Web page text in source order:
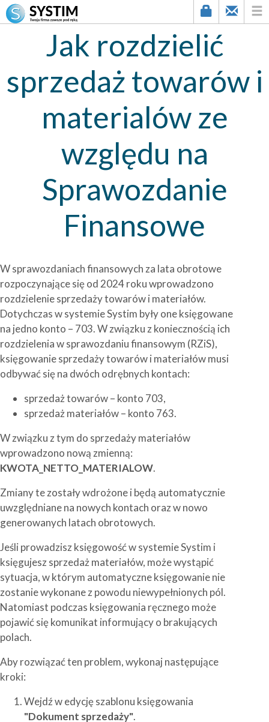
Jak rozdzielić
sprzedaż towarów i
materialów ze
względu na
Sprawozdanie
Finansowe
W sprawozdaniach finansowych za lata obrotowe
rozpoczynające się od 2024 roku wprowadzono
rozdzielenie sprzedaży towarów i materiałów.
Dotychczas w systemie Systim były one księgowane
na jedno konto – 703. W związku z koniecznością ich
rozdzielenia w sprawozdaniu finansowym (RZiS),
księgowanie sprzedaży towarów i materiałów musi
odbywać się na dwóch odrębnych kontach:
sprzedaż towarów – konto 703,
sprzedaż materiałów – konto 763.
W związku z tym do sprzedaży materiałów
wprowadzono nową zmienną:
KWOTA_NETTO_MATERIALOW.
Zmiany te zostały wdrożone i będą automatycznie
uwzględniane na nowych kontach oraz w nowo
generowanych latach obrotowych.
Jeśli prowadzisz księgowość w systemie Systim i
księgujesz sprzedaż materiałów, może wystąpić
sytuacja, w którym automatyczne księgowanie nie
zostanie wykonane z powodu niewypełnionych pól.
Natomiast podczas księgowania ręcznego może
pojawić się komunikat informujący o brakujących
polach.
Aby rozwiązać ten problem, wykonaj następujące
kroki:
Wejdź w edycję szablonu księgowania
"Dokument sprzedaży".